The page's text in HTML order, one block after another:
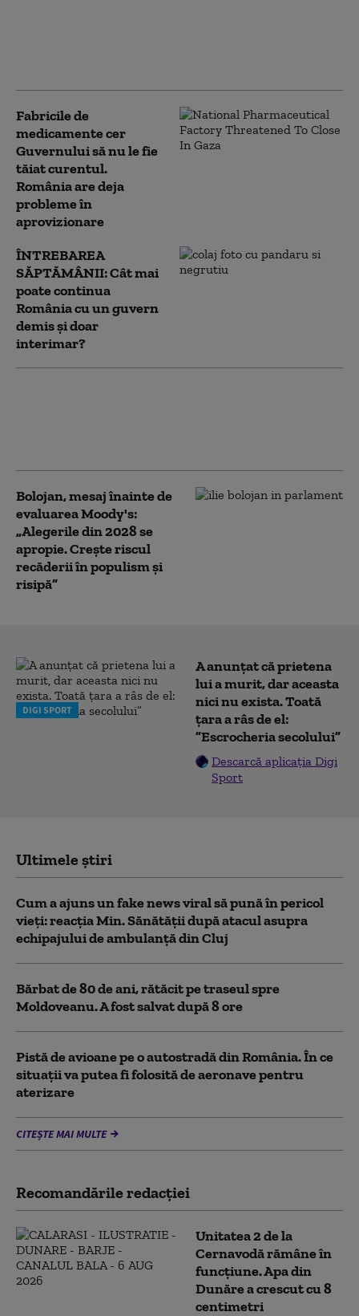
Fabricile de
medicamente cer
Guvernului să nu le fie
tăiat curentul.
România are deja
probleme în
aprovizionare
ÎNTREBAREA
SĂPTĂMÂNII: Cât mai
poate continua
România cu un guvern
demis și doar
interimar?
Bolojan, mesaj înainte de
evaluarea Moody's:
„Alegerile din 2028 se
apropie. Crește riscul
recăderii în populism și
risipă”
DIGI SPORT
A anunțat că prietena
lui a murit, dar aceasta
nici nu exista. Toată
țara a râs de el:
”Escrocheria secolului”
Descarcă aplicația Digi
Sport
Ultimele știri
Cum a ajuns un fake news viral să pună în pericol
vieți: reacția Min. Sănătății după atacul asupra
echipajului de ambulanță din Cluj
Bărbat de 80 de ani, rătăcit pe traseul spre
Moldoveanu. A fost salvat după 8 ore
Pistă de avioane pe o autostradă din România. În ce
situații va putea fi folosită de aeronave pentru
aterizare
CITEȘTE MAI MULTE
Recomandările redacţiei
Unitatea 2 de la
Cernavodă rămâne în
funcțiune. Apa din
Dunăre a crescut cu 8
centimetri